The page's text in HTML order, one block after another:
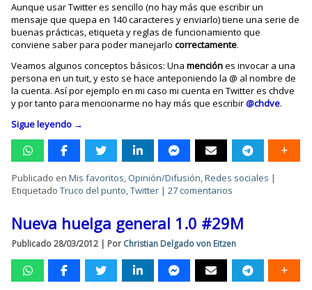
Aunque usar Twitter es sencillo (no hay más que escribir un
mensaje que quepa en 140 caracteres y enviarlo) tiene una serie de
buenas prácticas, etiqueta y reglas de funcionamiento que
conviene saber para poder manejarlocorrectamente.
Veamos algunos conceptos básicos: Unamenciónes invocar a una
persona en un tuit, y esto se hace anteponiendo la @ al nombre de
la cuenta. Así por ejemplo en mi caso mi cuenta en Twitter es chdve
y por tanto para mencionarme no hay más que escribir@chdve.
Sigue leyendo →
Publicado en Mis favoritos, Opinión/Difusión,Redes sociales |
Etiquetado Truco del punto,Twitter |27 comentarios
Nueva huelga general 1.0 #29M
Publicado 28/03/2012 | Por Christian Delgado von Eitzen